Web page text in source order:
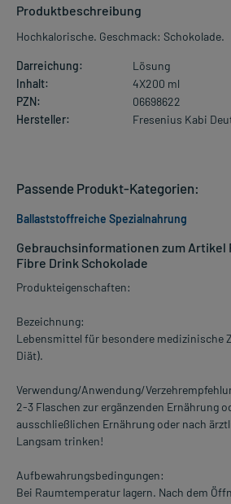
Produktbeschreibung
Hochkalorische. Geschmack: Schokolade.
Darreichung:
Lösung
Inhalt:
4X200 ml
PZN:
06698622
Hersteller:
Fresenius Kabi
Gebrauchsinformationen zum Artikel
Fibre Drink Schokolade
Produkteigenschaften:
Bezeichnung:
Lebensmittel für besondere medizinische
Diät).
Verwendung/Anwendung/
2-3 Flaschen zur ergänzenden Ernährung
ausschließlichen Ernährung oder nach
Langsam trinken!
Aufbewahrungsbedingungen:
Bei Raumtemperatur lagern. Nach dem
Passende Produkt-Kategorien:
Ballaststoffreiche Spezialnahrung